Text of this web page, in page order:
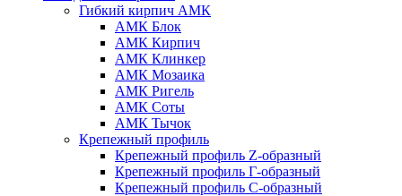
Гибкий кирпич АМК
АМК Блок
АМК Кирпич
АМК Клинкер
АМК Мозаика
АМК Ригель
АМК Соты
АМК Тычок
Крепежный профиль
Крепежный профиль Z-образный
Крепежный профиль Г-образный
Крепежный профиль С-образный